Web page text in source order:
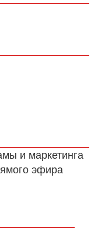
и маркетинга
эфира